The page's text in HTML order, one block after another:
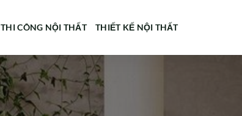
THI CÔNG NỘI THẤT THIẾT KẾ NỘI THẤT